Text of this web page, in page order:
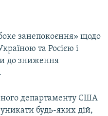
занепокоєння» щодо
та Росією і
до зниження
департаменту США
будь-яких дій,